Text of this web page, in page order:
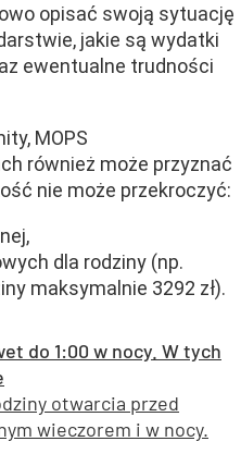
opisać swoją sytuację
jakie są wydatki
ewentualne trudności
MOPS
również może przyznać
nie może przekroczyć:
dla rodziny (np.
maksymalnie 3292 zł).
do 1:00 w nocy. W tych
otwarcia przed
wieczorem i w nocy.